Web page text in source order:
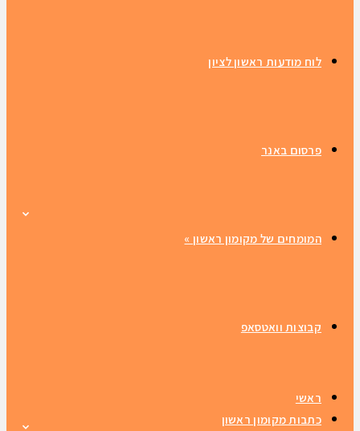
לוח מודעות ראשון לציון
פרסום באנר
המומחים של מקומון ראשון »
קבוצות וואטסאפ
ראשי
כתבות מקומון ראשון